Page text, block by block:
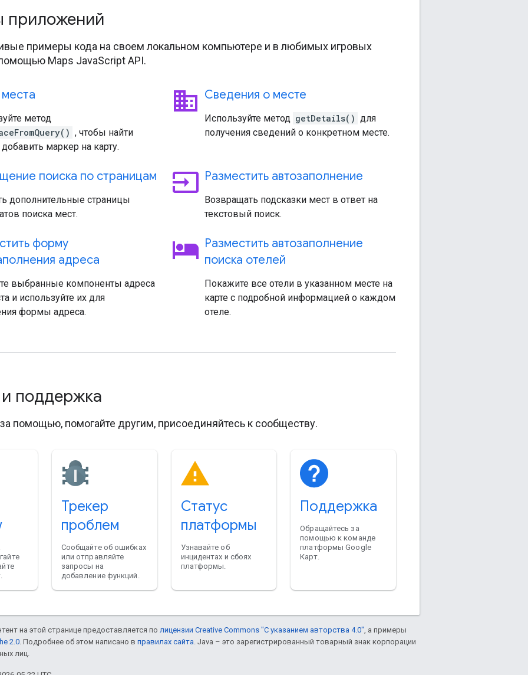
приложений
примеры кода на своем локальном компьютере и в любимых игровых
Maps JavaScript API.
метод
, чтобы найти
маркер на карту.
business Сведения о месте
Используйте метод getDetails() для
получения сведений о конкретном месте.
поиска по страницам
дополнительные страницы
поиска мест.
input Разместить автозаполнение
Возвращать подсказки мест в ответ на
текстовый поиск.
форму
адреса
выбранные компоненты адреса
и используйте их для
формы адреса.
hotel Разместить автозаполнение
поиска отелей
Покажите все отели в указанном месте на
карте с подробной информацией о каждом
отеле.
поддержка
помощью, помогайте другим, присоединяйтесь к сообществу.
Трекер
проблем
Сообщайте об ошибках
или отправляйте
запросы на
добавление функций.
Статус
платформы
Узнавайте об
инцидентах и сбоях
платформы.
Поддержка
Обращайтесь за
помощью к команде
платформы Google
Карт.
на этой странице предоставляется по лицензии Creative Commons "С указанием авторства 4.0", а примеры
2.0. Подробнее об этом написано в правилах сайта. Java – это зарегистрированный товарный знак корпорации
лиц.